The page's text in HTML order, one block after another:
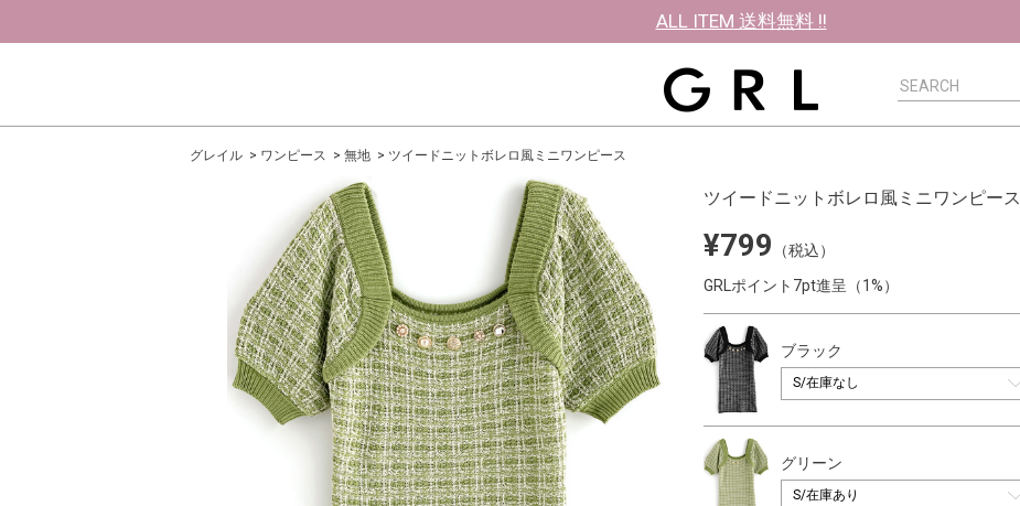
ALL ITEM 送料無料 !!
グレイル ワンピース 無地 ツイードニットボレロ風ミニワンピース
ツイードニットボレロ風ミニワンピース
¥799
（税込）
GRLポイント7pt進呈（1%）
ブラック
グリーン